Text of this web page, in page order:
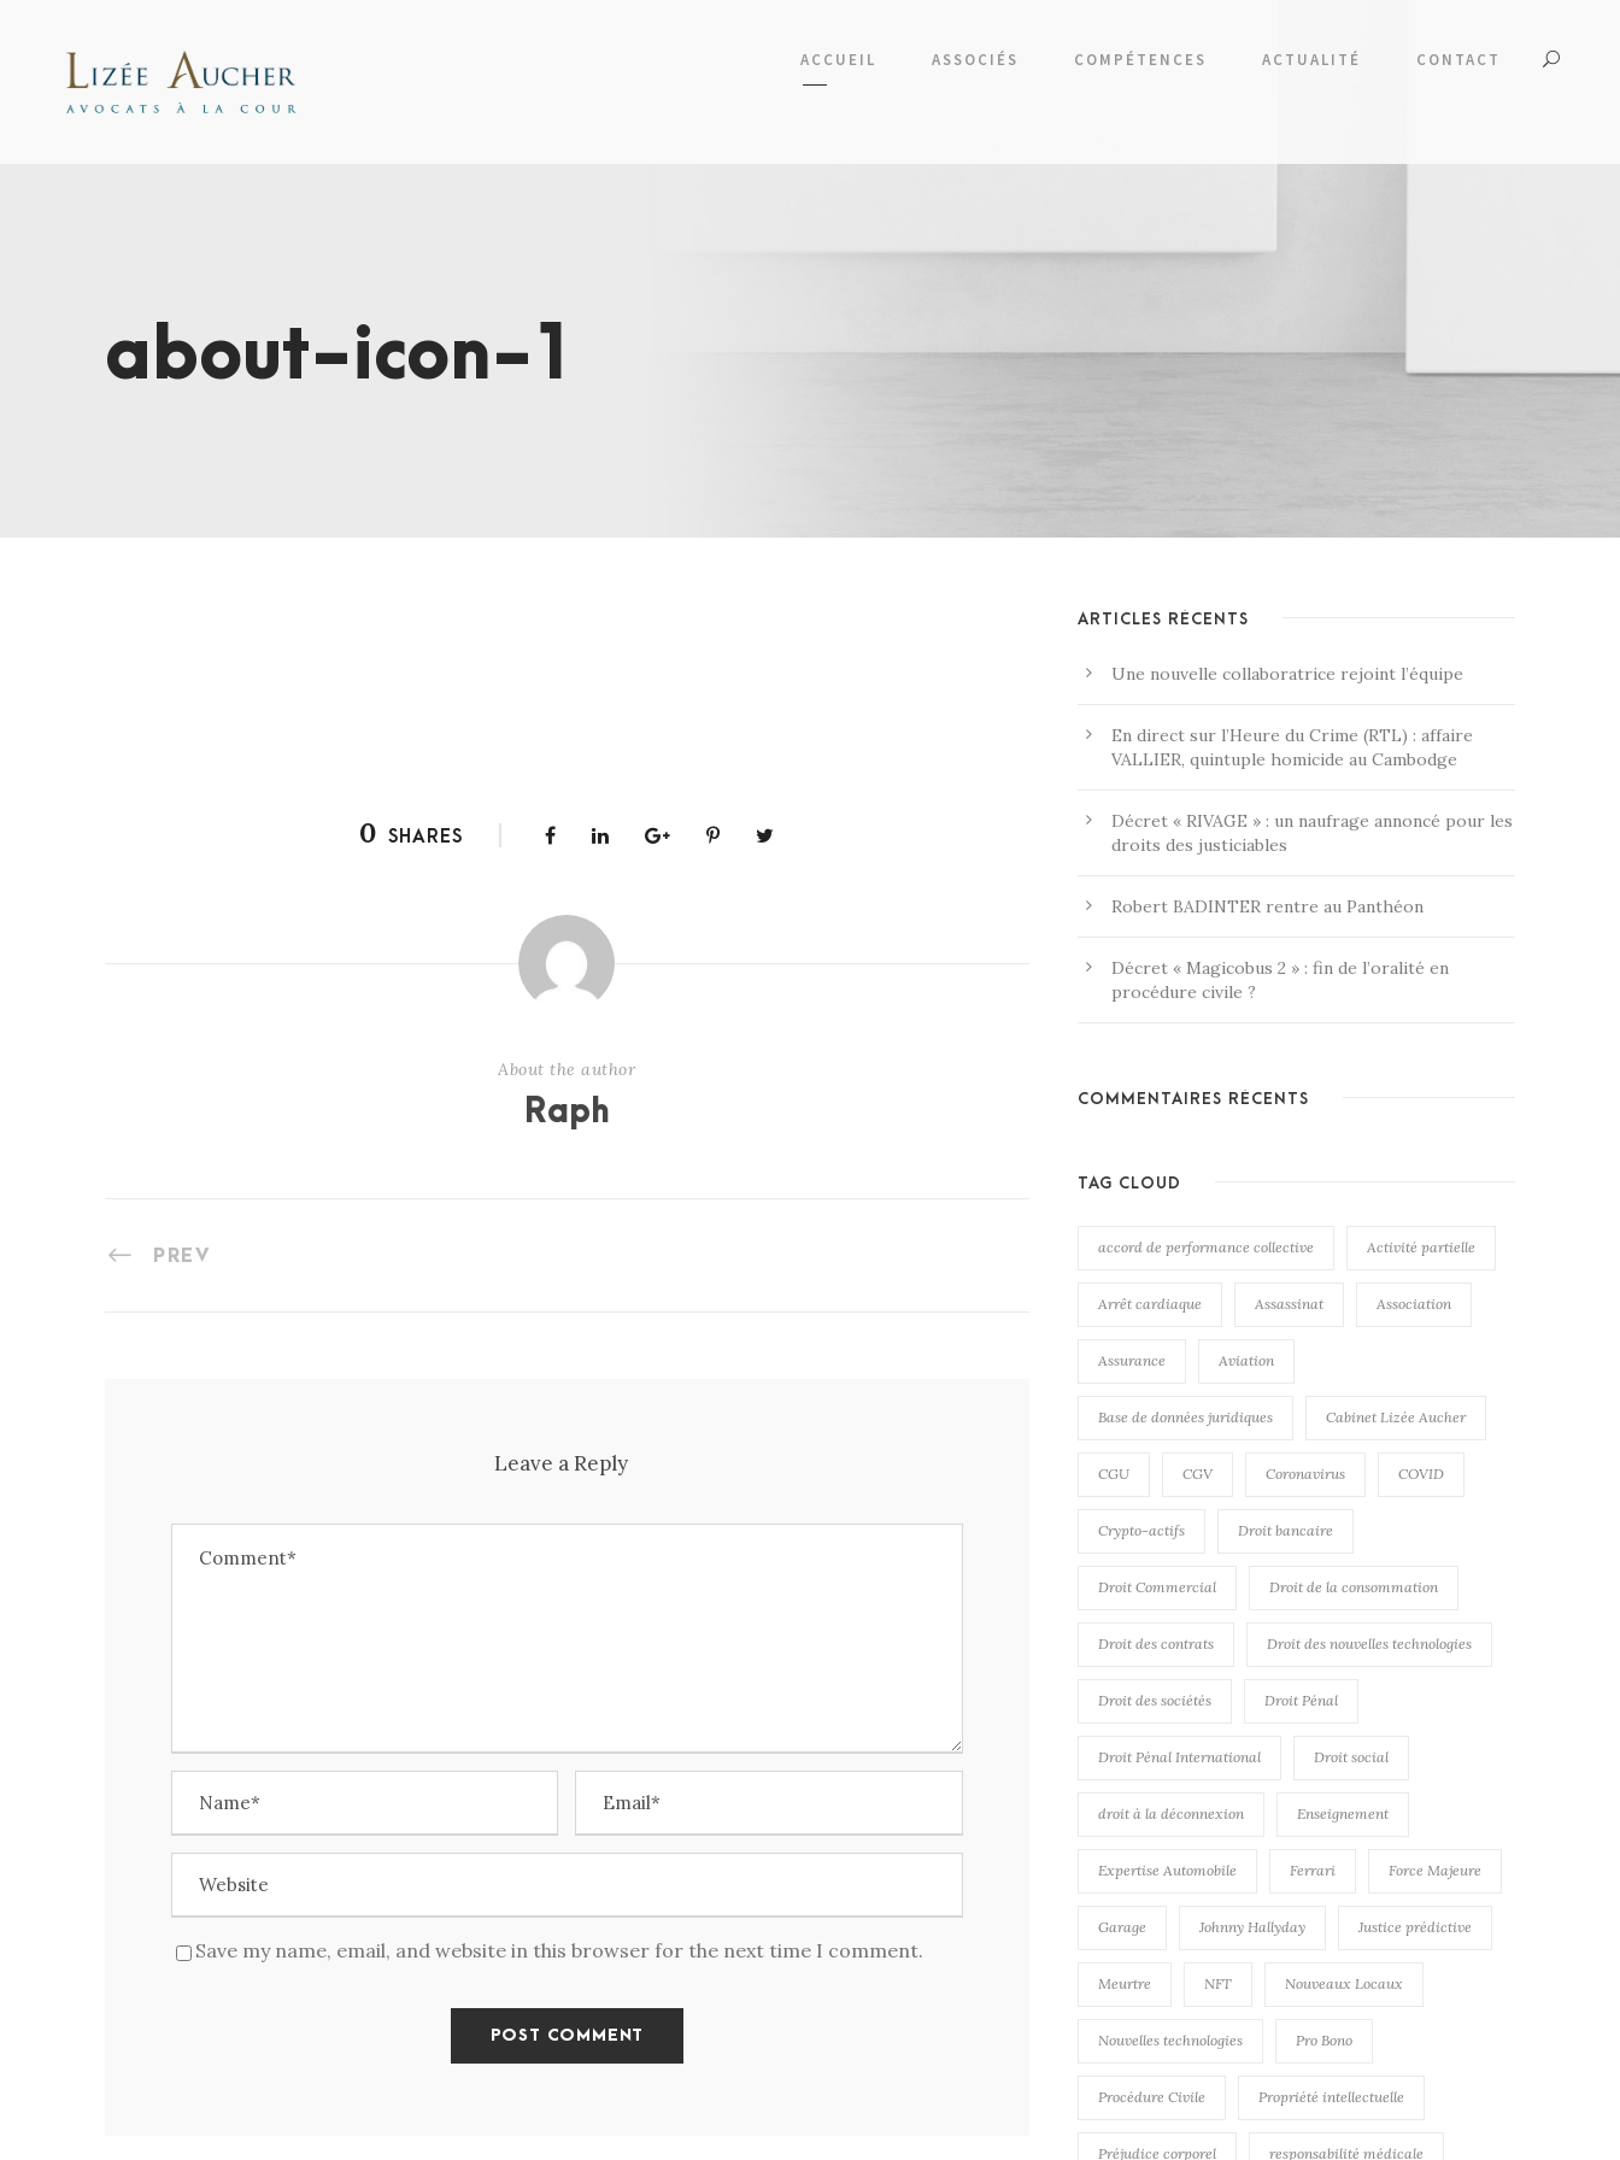
ACCUEIL ASSOCIÉS COMPÉTENCES ACTUALITÉ CONTACT
about-icon-1
0 SHARES
About the author
Raph
PREV
Leave a Reply
Save my name, email, and website in this browser for the next time I comment.
ARTICLES RÉCENTS
Une nouvelle collaboratrice rejoint l’équipe
En direct sur l’Heure du Crime (RTL) : affaire
VALLIER, quintuple homicide au Cambodge
Décret « RIVAGE » : un naufrage annoncé pour les
droits des justiciables
Robert BADINTER rentre au Panthéon
Décret « Magicobus 2 » : fin de l’oralité en
procédure civile ?
COMMENTAIRES RÉCENTS
TAG CLOUD
accord de performance collective Activité partielle
Arrêt cardiaque Assassinat Association
Assurance Aviation
Base de données juridiques Cabinet Lizée Aucher
CGU CGV Coronavirus COVID
Crypto-actifs Droit bancaire
Droit Commercial Droit de la consommation
Droit des contrats Droit des nouvelles technologies
Droit des sociétés Droit Pénal
Droit Pénal International Droit social
droit à la déconnexion Enseignement
Expertise Automobile Ferrari Force Majeure
Garage Johnny Hallyday Justice prédictive
Meurtre NFT Nouveaux Locaux
Nouvelles technologies Pro Bono
Procédure Civile Propriété intellectuelle
Préjudice corporel responsabilité médicale